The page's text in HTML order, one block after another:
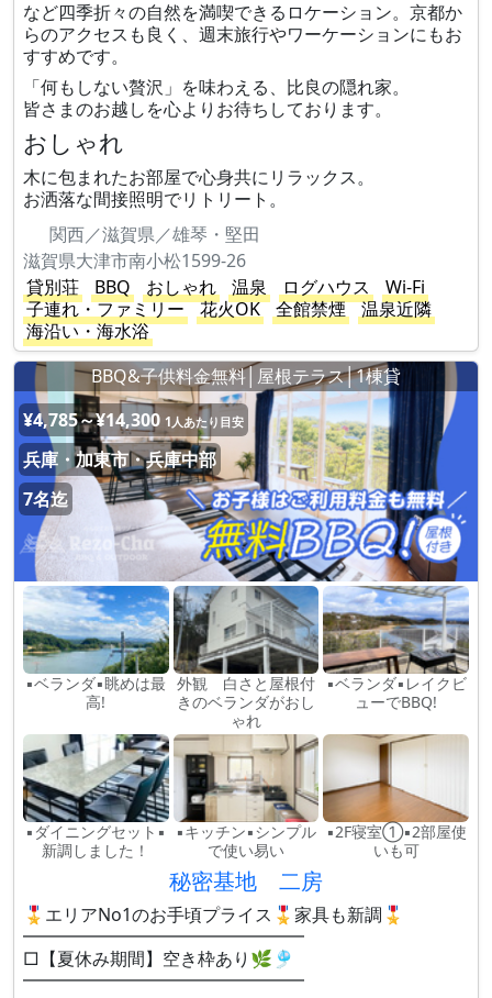
など四季折々の自然を満喫できるロケーション。京都か
らのアクセスも良く、週末旅行やワーケーションにもお
すすめです。
「何もしない贅沢」を味わえる、比良の隠れ家。
皆さまのお越しを心よりお待ちしております。
おしゃれ
木に包まれたお部屋で心身共にリラックス。
お洒落な間接照明でリトリート。
関西／滋賀県／雄琴・堅田
滋賀県大津市南小松1599-26
貸別荘
BBQ おしゃれ 温泉 ログハウス
Wi-Fi
子連れ・ファミリー
花火OK 全館禁煙
温泉近隣
海沿い・海水浴
BBQ&子供料金無料│屋根テラス│1棟貸
¥4,785～¥14,300 1人あたり目安
兵庫・加東市・兵庫中部
7名迄
▪ベランダ▪眺めは最
高!
外観 白さと屋根付
きのベランダがおし
ゃれ
▪ベランダ▪レイクビ
ューでBBQ!
▪ダイニングセット▪
新調しました！
▪キッチン▪シンプル
で使い易い
▪2F寝室①▪2部屋使
いも可
秘密基地 二房
🎖️エリアNo1のお手頃プライス🎖️家具も新調🎖️
━━━━━━━━━━━━━━━━
□【夏休み期間】空き枠あり🌿🎐
━━━━━━━━━━━━━━━━